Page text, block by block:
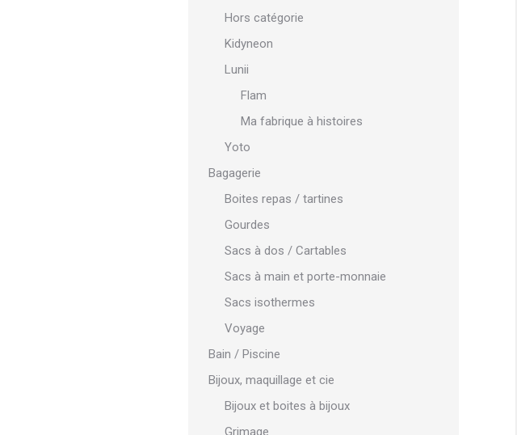
Hors catégorie
Kidyneon
Lunii
Flam
Ma fabrique à histoires
Yoto
Bagagerie
Boites repas / tartines
Gourdes
Sacs à dos / Cartables
Sacs à main et porte-monnaie
Sacs isothermes
Voyage
Bain / Piscine
Bijoux, maquillage et cie
Bijoux et boites à bijoux
Grimage